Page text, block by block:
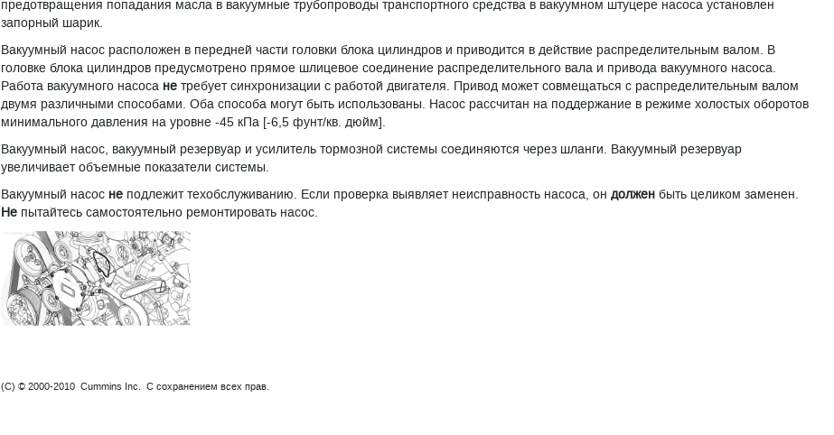
предотвращения попадания масла в вакуумные трубопроводы транспортного средства в вакуумном штуцере насоса установлен
запорный шарик.
Вакуумный насос расположен в передней части головки блока цилиндров и приводится в действие распределительным валом. В
головке блока цилиндров предусмотрено прямое шлицевое соединение распределительного вала и привода вакуумного насоса.
Работа вакуумного насоса не требует синхронизации с работой двигателя. Привод может совмещаться с распределительным валом
двумя различными способами. Оба способа могут быть использованы. Насос рассчитан на поддержание в режиме холостых оборотов
минимального давления на уровне -45 кПа [-6,5 фунт/кв. дюйм].
Вакуумный насос, вакуумный резервуар и усилитель тормозной системы соединяются через шланги. Вакуумный резервуар
увеличивает объемные показатели системы.
Вакуумный насос неподлежит техобслуживанию. Если проверка выявляет неисправность насоса, он долженбыть целиком заменен.
Непытайтесь самостоятельно ремонтировать насос.
(C) © 2000-2010 Cummins Inc. С сохранением всех прав.